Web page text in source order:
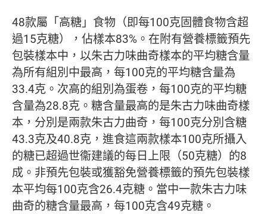
48款屬「高糖」食物（即每100克固體食物含超
過15克糖），佔樣本83%。在附有營養標籤預先
包裝樣本中，以朱古力味曲奇樣本的平均糖含量
為所有組別中最高，每100克的平均糖含量為
33.4克。次高的組別為蛋卷，每100克的平均糖
含量為28.8克。糖含量最高的是朱古力味曲奇樣
本，分別是兩款朱古力曲奇，每100克分別含糖
43.3克及40.8克，進食這兩款樣本100克所攝入
的糖已超過世衞建議的每日上限（50克糖）的8
成。非預先包裝或獲豁免營養標籤的預先包裝樣
本平均每100克含26.4克糖。當中一款朱古力味
曲奇的糖含量最高，每100克含49克糖。